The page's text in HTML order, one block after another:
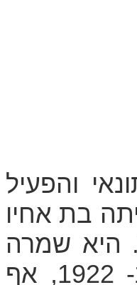
והפעיל
הייתה בת אחיו
היא שמרה
עִמו על קשר קרוב, ובעת ביקור בביתו בירושלים ב- 1922, אף